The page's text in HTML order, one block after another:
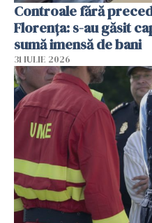
Controale fără
Florența: s-au găsit
sumă imensă de bani
31 IULIE 2026